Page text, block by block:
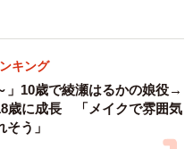
キング
」10歳で綾瀬はるかの娘役→
歳に成長 「メイクで雰囲気
う」